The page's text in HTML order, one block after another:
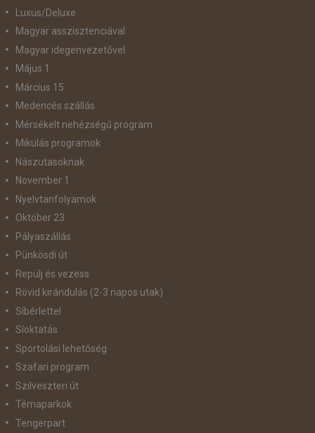
Luxus/Deluxe
Magyar asszisztenciával
Magyar idegenvezetővel
Május 1
Március 15
Medencés szállás
Mérsékelt nehézségű program
Mikulás programok
Nászutasoknak
November 1
Nyelvtanfolyamok
Október 23
Pályaszállás
Pünkösdi út
Repülj és vezess
Rövid kirándulás (2-3 napos utak)
Síbérlettel
Síoktatás
Sportolási lehetőség
Szafari program
Szilveszteri út
Témaparkok
Tengerpart